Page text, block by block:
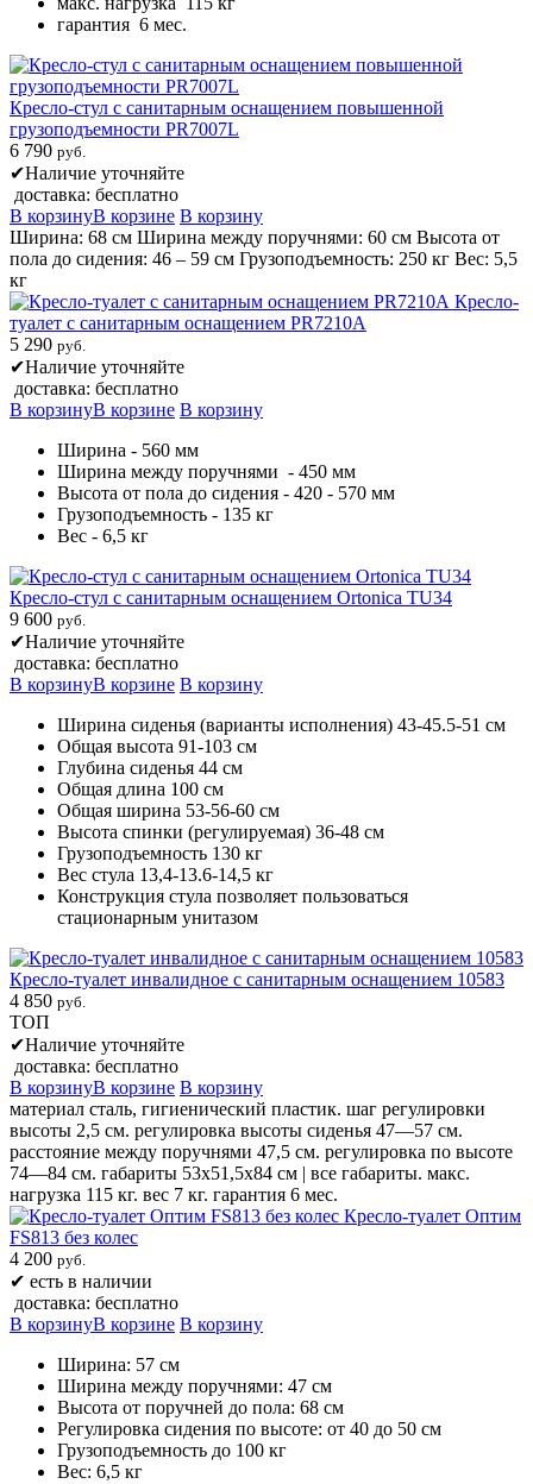
гарантия 6 мес.
Кресло-стул с санитарным оснащением повышенной
грузоподъемности PR7007L
6 790 руб.
✔Наличие уточняйте
доставка: бесплатно
В корзинуВ корзине В корзину
Ширина: 68 см Ширина между поручнями: 60 см Высота от
пола до сидения: 46 – 59 см Грузоподъемность: 250 кг Вес: 5,5
кг
Кресло-
туалет с санитарным оснащением PR7210A
5 290 руб.
✔Наличие уточняйте
доставка: бесплатно
В корзинуВ корзине В корзину
Ширина - 560 мм
Ширина между поручнями - 450 мм
Высота от пола до сидения - 420 - 570 мм
Грузоподъемность - 135 кг
Вес - 6,5 кг
Кресло-стул с санитарным оснащением Ortonica TU34
9 600 руб.
✔Наличие уточняйте
доставка: бесплатно
В корзинуВ корзине В корзину
Ширина сиденья (варианты исполнения) 43-45.5-51 см
Общая высота 91-103 см
Глубина сиденья 44 см
Общая длина 100 см
Общая ширина 53-56-60 см
Высота спинки (регулируемая) 36-48 см
Грузоподъемность 130 кг
Вес стула 13,4-13.6-14,5 кг
Конструкция стула позволяет пользоваться
стационарным унитазом
Кресло-туалет инвалидное с санитарным оснащением 10583
4 850 руб.
ТОП
✔Наличие уточняйте
доставка: бесплатно
В корзинуВ корзине В корзину
материал сталь, гигиенический пластик. шаг регулировки
высоты 2,5 см. регулировка высоты сиденья 47—57 см.
расстояние между поручнями 47,5 см. регулировка по высоте
74—84 см. габариты 53х51,5х84 см | все габариты. макс.
нагрузка 115 кг. вес 7 кг. гарантия 6 мес.
Кресло-туалет Оптим
FS813 без колес
4 200 руб.
✔ есть в наличии
доставка: бесплатно
В корзинуВ корзине В корзину
Ширина: 57 см
Ширина между поручнями: 47 см
Высота от поручней до пола: 68 см
Регулировка сидения по высоте: от 40 до 50 см
Грузоподъемность до 100 кг
Вес: 6,5 кг